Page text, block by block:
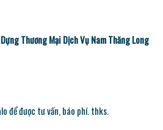
Thương Mại Dịch Vụ Nam Thăng Long
để được tư vấn, báo phí. thks.